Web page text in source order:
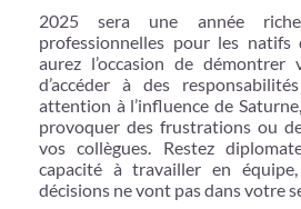
2025 sera une année
professionnelles pour les natifs
aurez l’occasion de démontrer
d’accéder à des
attention à l’influence de
provoquer des frustrations ou
vos collègues. Restez
capacité à travailler en
décisions ne vont pas dans votre